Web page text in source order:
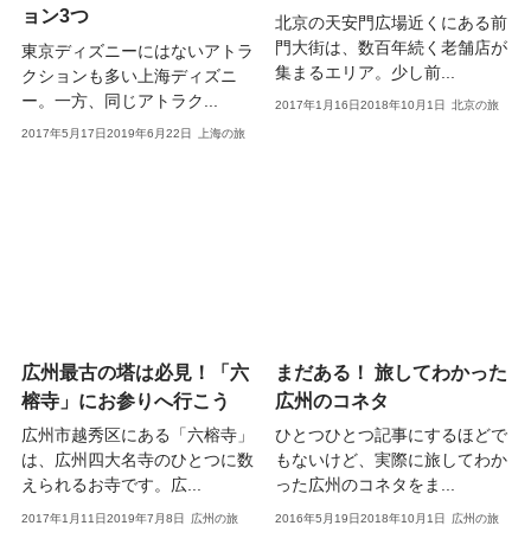
ョン3つ
東京ディズニーにはないアトラ
クションも多い上海ディズニ
ー。一方、同じアトラク...
2017年5月17日2019年6月22日 上海の旅
北京の天安門広場近くにある前
門大街は、数百年続く老舗店が
集まるエリア。少し前...
2017年1月16日2018年10月1日 北京の旅
広州最古の塔は必見！「六
榕寺」にお参りへ行こう
広州市越秀区にある「六榕寺」
は、広州四大名寺のひとつに数
えられるお寺です。広...
2017年1月11日2019年7月8日 広州の旅
まだある！ 旅してわかった
広州のコネタ
ひとつひとつ記事にするほどで
もないけど、実際に旅してわか
った広州のコネタをま...
2016年5月19日2018年10月1日 広州の旅